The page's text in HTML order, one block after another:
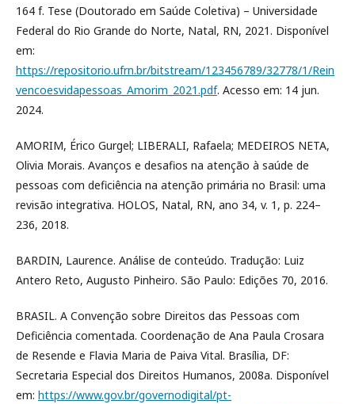
164 f. Tese (Doutorado em Saúde Coletiva) – Universidade
Federal do Rio Grande do Norte, Natal, RN, 2021. Disponível
em:
https://repositorio.ufrn.br/bitstream/123456789/32778/1/Rein
vencoesvidapessoas_Amorim_2021.pdf. Acesso em: 14 jun.
2024.
AMORIM, Érico Gurgel; LIBERALI, Rafaela; MEDEIROS NETA,
Olivia Morais. Avanços e desafios na atenção à saúde de
pessoas com deficiência na atenção primária no Brasil: uma
revisão integrativa. HOLOS, Natal, RN, ano 34, v. 1, p. 224–
236, 2018.
BARDIN, Laurence. Análise de conteúdo. Tradução: Luiz
Antero Reto, Augusto Pinheiro. São Paulo: Edições 70, 2016.
BRASIL. A Convenção sobre Direitos das Pessoas com
Deficiência comentada. Coordenação de Ana Paula Crosara
de Resende e Flavia Maria de Paiva Vital. Brasília, DF:
Secretaria Especial dos Direitos Humanos, 2008a. Disponível
em: https://www.gov.br/governodigital/pt-